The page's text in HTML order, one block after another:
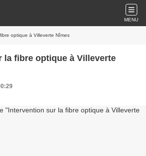
MENU
optique à Villeverte Nîmes
la fibre optique à Villeverte